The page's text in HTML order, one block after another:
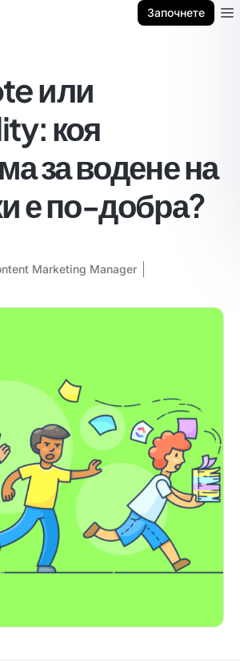
Започнете
или
коя
за водене на
е по-добра?
Marketing Manager